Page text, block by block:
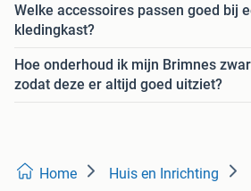
Welke accessoires passen goed bij
kledingkast?
Hoe onderhoud ik mijn Brimnes
zodat deze er altijd goed uitziet?
Home Huis en Inrichting